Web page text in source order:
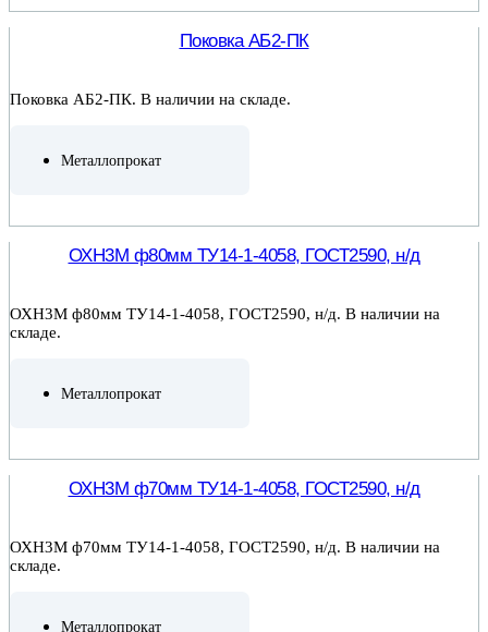
Поковка АБ2-ПК
Поковка АБ2-ПК. В наличии на складе.
Металлопрокат
ОХН3М ф80мм ТУ14-1-4058, ГОСТ2590, н/д
ОХН3М ф80мм ТУ14-1-4058, ГОСТ2590, н/д. В наличии на
складе.
Металлопрокат
ОХН3М ф70мм ТУ14-1-4058, ГОСТ2590, н/д
ОХН3М ф70мм ТУ14-1-4058, ГОСТ2590, н/д. В наличии на
складе.
Металлопрокат